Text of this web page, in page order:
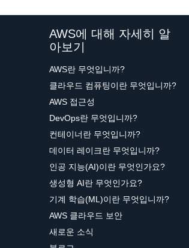
AWS에 대해 자세히 알
아보기
AWS란 무엇입니까?
클라우드 컴퓨팅이란 무엇입니까?
AWS 접근성
DevOps란 무엇입니까?
컨테이너란 무엇입니까?
데이터 레이크란 무엇입니까?
인공 지능(AI)이란 무엇인가요?
생성형 AI란 무엇인가요?
기계 학습(ML)이란 무엇입니까?
AWS 클라우드 보안
새로운 소식